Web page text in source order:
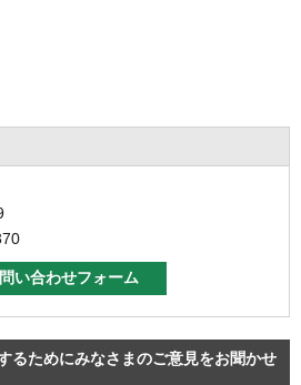
るためにみなさまのご意見をお聞かせ